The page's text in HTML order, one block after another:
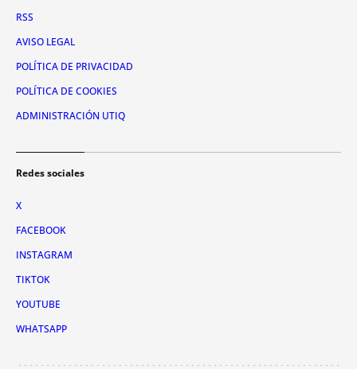
RSS
AVISO LEGAL
POLÍTICA DE PRIVACIDAD
POLÍTICA DE COOKIES
ADMINISTRACIÓN UTIQ
Redes sociales
X
FACEBOOK
INSTAGRAM
TIKTOK
YOUTUBE
WHATSAPP